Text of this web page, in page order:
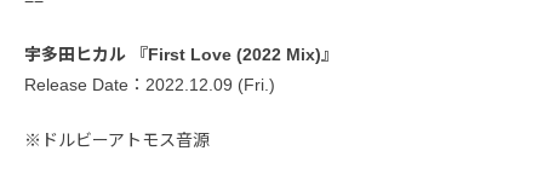
宇多田ヒカル 『First Love (2022 Mix)』
Release Date：2022.12.09 (Fri.)
※ドルビーアトモス音源